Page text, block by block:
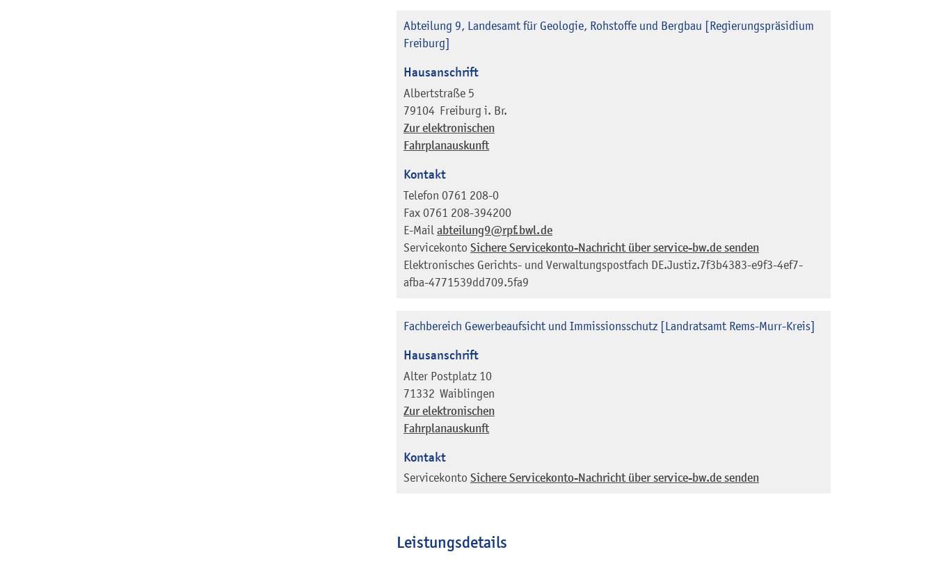
Abteilung 9, Landesamt für Geologie, Rohstoffe und Bergbau [Regierungspräsidium
Freiburg]
Hausanschrift
Albertstraße 5
79104 Freiburg i. Br.
Zur elektronischen
Fahrplanauskunft
Kontakt
Telefon 0761 208-0
Fax 0761 208-394200
E-Mail abteilung9@rpf.bwl.de
Servicekonto Sichere Servicekonto-Nachricht über service-bw.de senden
Elektronisches Gerichts- und Verwaltungspostfach DE.Justiz.7f3b4383-e9f3-4ef7-
afba-4771539dd709.5fa9
Fachbereich Gewerbeaufsicht und Immissionsschutz [Landratsamt Rems-Murr-Kreis]
Hausanschrift
Alter Postplatz 10
71332 Waiblingen
Zur elektronischen
Fahrplanauskunft
Kontakt
Servicekonto Sichere Servicekonto-Nachricht über service-bw.de senden
Leistungsdetails